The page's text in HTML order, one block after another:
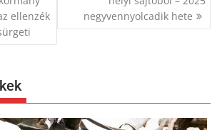
ellenzék
negyvennyolcadik hete